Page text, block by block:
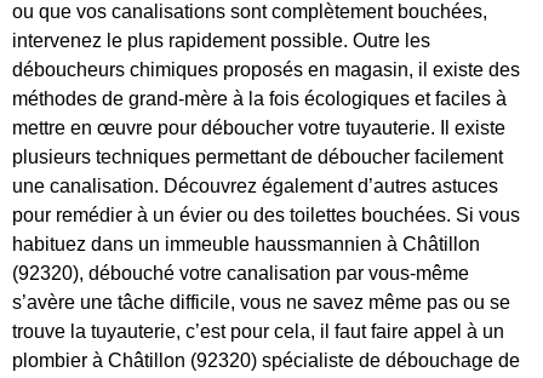
ou que vos canalisations sont complètement bouchées,
intervenez le plus rapidement possible. Outre les
déboucheurs chimiques proposés en magasin, il existe des
méthodes de grand-mère à la fois écologiques et faciles à
mettre en œuvre pour déboucher votre tuyauterie. Il existe
plusieurs techniques permettant de déboucher facilement
une canalisation. Découvrez également d’autres astuces
pour remédier à un évier ou des toilettes bouchées. Si vous
habituez dans un immeuble haussmannien à Châtillon
(92320), débouché votre canalisation par vous-même
s’avère une tâche difficile, vous ne savez même pas ou se
trouve la tuyauterie, c’est pour cela, il faut faire appel à un
plombier à Châtillon (92320) spécialiste de débouchage de